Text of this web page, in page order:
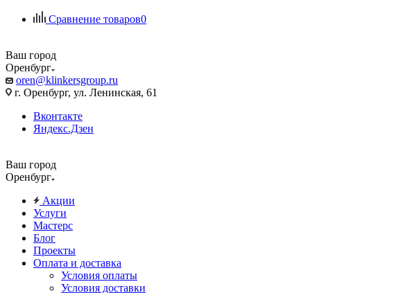
Сравнение товаров0
Ваш город
Оренбург
oren@klinkersgroup.ru
г. Оренбург, ул. Ленинская, 61
Вконтакте
Яндекс.Дзен
Ваш город
Оренбург
Акции
Услуги
Мастерс
Блог
Проекты
Оплата и доставка
Условия оплаты
Условия доставки